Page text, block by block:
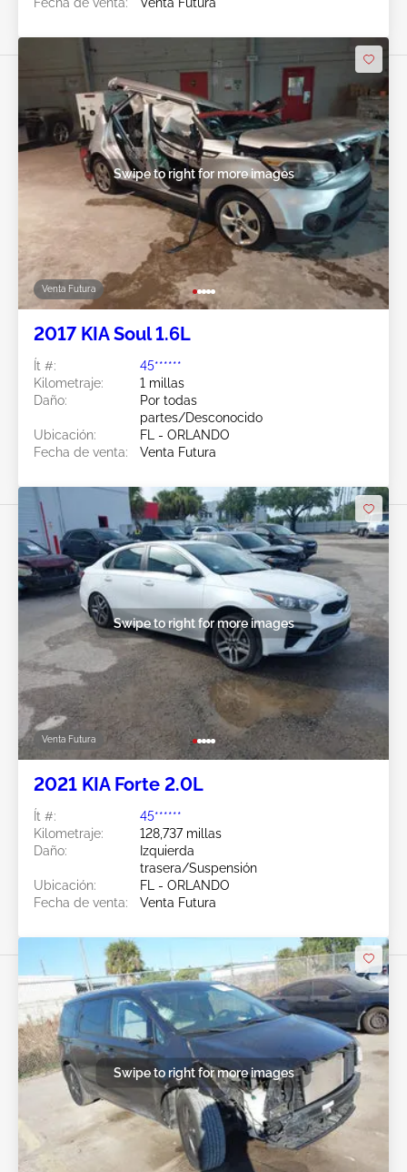
Fecha de venta: Venta Futura
Venta Futura
Swipe to right for more images
2017 KIA Soul 1.6L
Ít #:
45******
Kilometraje:
1 millas
Daño:
Por todas
partes/Desconocido
Ubicación:
FL - ORLANDO
Fecha de venta:
Venta Futura
Venta Futura
Swipe to right for more images
2021 KIA Forte 2.0L
Ít #:
45******
Kilometraje:
128,737 millas
Daño:
Izquierda
trasera/Suspensión
Ubicación:
FL - ORLANDO
Fecha de venta:
Venta Futura
Swipe to right for more images